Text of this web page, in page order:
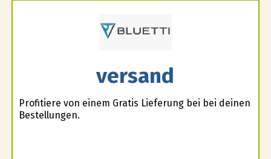
versand
Profitiere von einem Gratis Lieferung bei bei deinen
Bestellungen.